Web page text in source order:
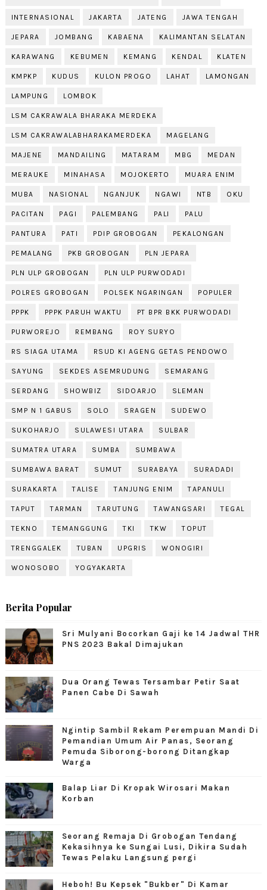
INTERNASIONAL JAKARTA JATENG JAWA TENGAH
JEPARA JOMBANG KABAENA KALIMANTAN SELATAN
KARAWANG KEBUMEN KEMANG KENDAL KLATEN
KMPKP KUDUS KULON PROGO LAHAT LAMONGAN
LAMPUNG LOMBOK
LSM CAKRAWALA BHARAKA MERDEKA
LSM CAKRAWALABHARAKAMERDEKA MAGELANG
MAJENE MANDAILING MATARAM MBG MEDAN
MERAUKE MINAHASA MOJOKERTO MUARA ENIM
MUBA NASIONAL NGANJUK NGAWI NTB OKU
PACITAN PAGI PALEMBANG PALI PALU
PANTURA PATI PDIP GROBOGAN PEKALONGAN
PEMALANG PKB GROBOGAN PLN JEPARA
PLN ULP GROBOGAN PLN ULP PURWODADI
POLRES GROBOGAN POLSEK NGARINGAN POPULER
PPPK PPPK PARUH WAKTU PT BPR BKK PURWODADI
PURWOREJO REMBANG ROY SURYO
RS SIAGA UTAMA RSUD KI AGENG GETAS PENDOWO
SAYUNG SEKDES ASEMRUDUNG SEMARANG
SERDANG SHOWBIZ SIDOARJO SLEMAN
SMP N 1 GABUS SOLO SRAGEN SUDEWO
SUKOHARJO SULAWESI UTARA SULBAR
SUMATRA UTARA SUMBA SUMBAWA
SUMBAWA BARAT SUMUT SURABAYA SURADADI
SURAKARTA TALISE TANJUNG ENIM TAPANULI
TAPUT TARMAN TARUTUNG TAWANGSARI TEGAL
TEKNO TEMANGGUNG TKI TKW TOPUT
TRENGGALEK TUBAN UPGRIS WONOGIRI
WONOSOBO YOGYAKARTA
Berita Popular
Sri Mulyani Bocorkan Gaji ke 14 Jadwal THR
PNS 2023 Bakal Dimajukan
Dua Orang Tewas Tersambar Petir Saat
Panen Cabe Di Sawah
Ngintip Sambil Rekam Perempuan Mandi Di
Pemandian Umum Air Panas, Seorang
Pemuda Siborong-borong Ditangkap
Warga
Balap Liar Di Kropak Wirosari Makan
Korban
Seorang Remaja Di Grobogan Tendang
Kekasihnya ke Sungai Lusi, Dikira Sudah
Tewas Pelaku Langsung pergi
Heboh! Bu Kepsek "Bukber" Di Kamar